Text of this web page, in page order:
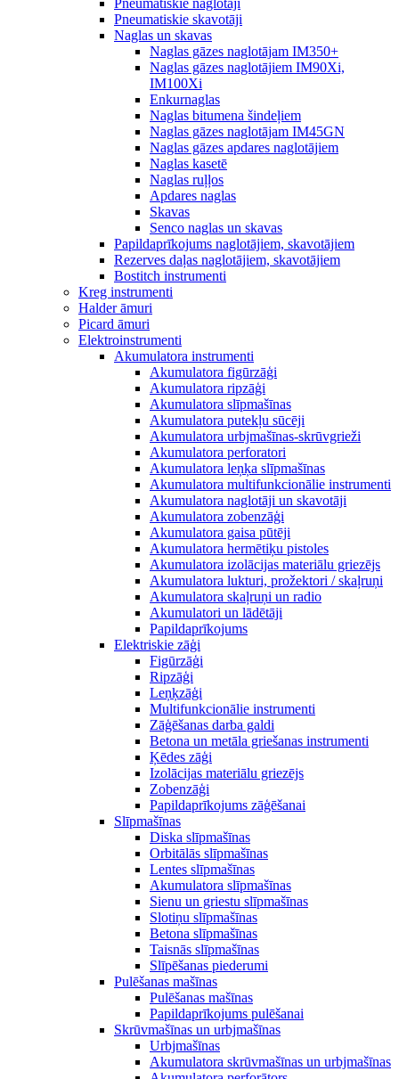
Pneumatiskie naglotāji
Pneumatiskie skavotāji
Naglas un skavas
Naglas gāzes naglotājam IM350+
Naglas gāzes naglotājiem IM90Xi,
IM100Xi
Enkurnaglas
Naglas bitumena šindeļiem
Naglas gāzes naglotājam IM45GN
Naglas gāzes apdares naglotājiem
Naglas kasetē
Naglas ruļļos
Apdares naglas
Skavas
Senco naglas un skavas
Papildaprīkojums naglotājiem, skavotājiem
Rezerves daļas naglotājiem, skavotājiem
Bostitch instrumenti
Kreg instrumenti
Halder āmuri
Picard āmuri
Elektroinstrumenti
Akumulatora instrumenti
Akumulatora figūrzāģi
Akumulatora ripzāģi
Akumulatora slīpmašīnas
Akumulatora putekļu sūcēji
Akumulatora urbjmašīnas-skrūvgrieži
Akumulatora perforatori
Akumulatora leņķa slīpmašīnas
Akumulatora multifunkcionālie instrumenti
Akumulatora naglotāji un skavotāji
Akumulatora zobenzāģi
Akumulatora gaisa pūtēji
Akumulatora hermētiķu pistoles
Akumulatora izolācijas materiālu griezējs
Akumulatora lukturi, prožektori / skaļruņi
Akumulatora skaļruņi un radio
Akumulatori un lādētāji
Papildaprīkojums
Elektriskie zāģi
Figūrzāģi
Ripzāģi
Leņķzāģi
Multifunkcionālie instrumenti
Zāģēšanas darba galdi
Betona un metāla griešanas instrumenti
Ķēdes zāģi
Izolācijas materiālu griezējs
Zobenzāģi
Papildaprīkojums zāģēšanai
Slīpmašīnas
Diska slīpmašīnas
Orbitālās slīpmašīnas
Lentes slīpmašīnas
Akumulatora slīpmašīnas
Sienu un griestu slīpmašīnas
Slotiņu slīpmašīnas
Betona slīpmašīnas
Taisnās slīpmašīnas
Slīpēšanas piederumi
Pulēšanas mašīnas
Pulēšanas mašīnas
Papildaprīkojums pulēšanai
Skrūvmašīnas un urbjmašīnas
Urbjmašīnas
Akumulatora skrūvmašīnas un urbjmašīnas